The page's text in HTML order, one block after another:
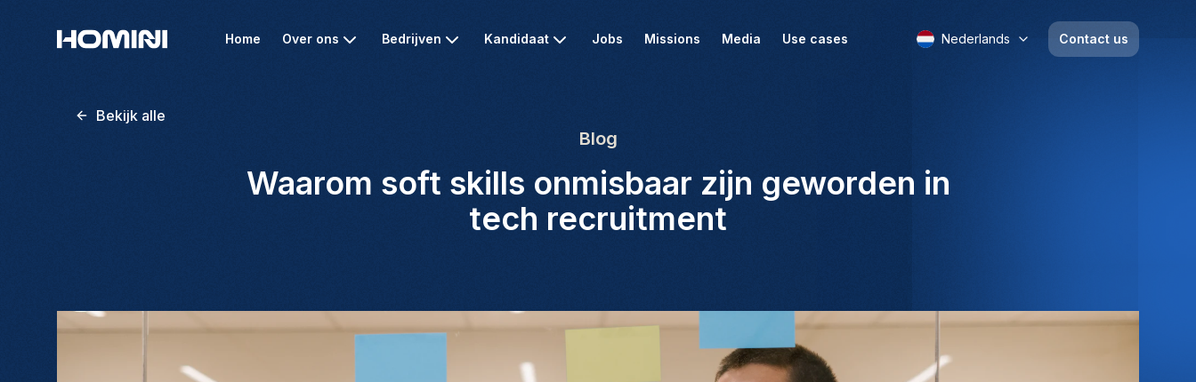
Home Over ons Bedrijven Kandidaat Jobs Missions Media Use cases Nederlands Contact us
Bekijk alle
Blog
Waarom soft skills onmisbaar zijn geworden in
tech recruitment